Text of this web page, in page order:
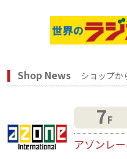
Shop News ショップか
7F
アゾンレ